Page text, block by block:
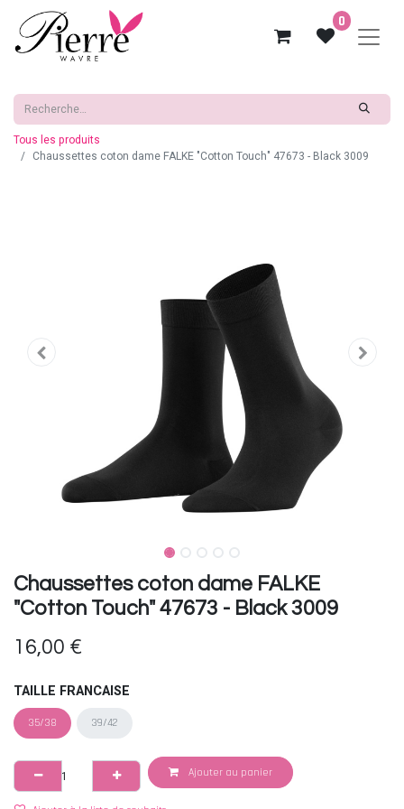
0
Tous les produits
Chaussettes coton dame FALKE "Cotton Touch" 47673 - Black 3009
Chaussettes coton dame FALKE
"Cotton Touch" 47673 - Black 3009
16,00 €
TAILLE FRANCAISE
35/38 39/42
Ajouter au panier